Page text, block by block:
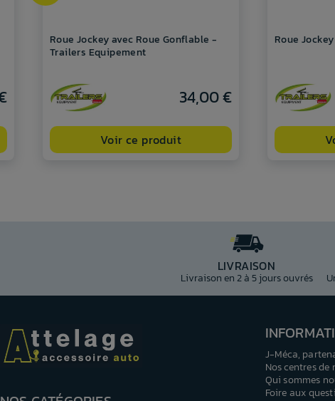
Roue Jockey avec Roue Gonflable -
Trailers Equipement
34,00 €
Voir ce produit
Roue
LIVRAISON
Livraison en 2 à 5 jours ouvrés
J-Méca,
Nos centres
Qui sommes
Foire aux